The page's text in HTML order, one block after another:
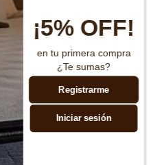
¡5% OFF!
en tu primera compra
¿Te sumas?
Registrarme
Iniciar sesión